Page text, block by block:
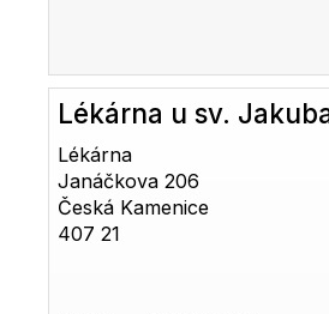
Lékárna u sv.
Lékárna
Janáčkova 206
Česká Kamenice
407 21